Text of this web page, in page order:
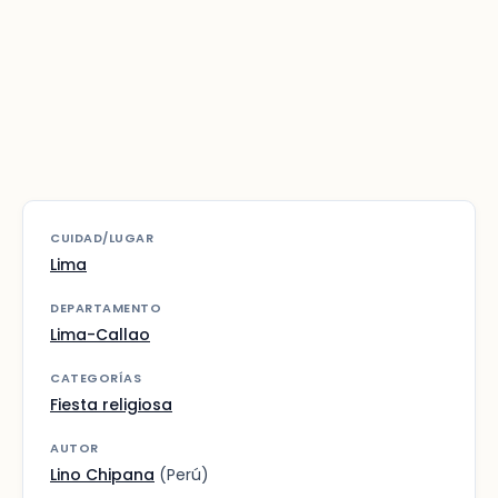
CUIDAD/LUGAR
Lima
DEPARTAMENTO
Lima-Callao
CATEGORÍAS
Fiesta religiosa
AUTOR
Lino Chipana (Perú)